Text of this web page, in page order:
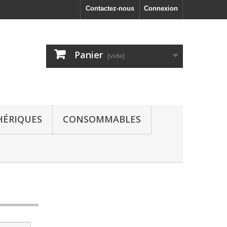
Connexion
Contactez-nous
Panier (vide)
CONSOMMABLES